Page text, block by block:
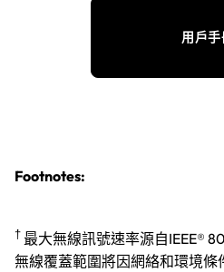
用戶手
Footnotes:
† 最大無線訊號速率源自IEEE®
無線覆蓋範圍將因網絡和環境